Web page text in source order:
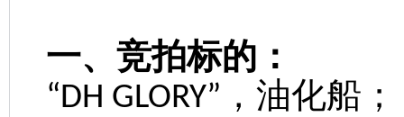
一、竞拍标的：
“DH GLORY” ，油化船；